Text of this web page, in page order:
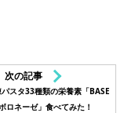
次の記事
スタ33種類の栄養素「BASE
ロネーゼ」食べてみた！